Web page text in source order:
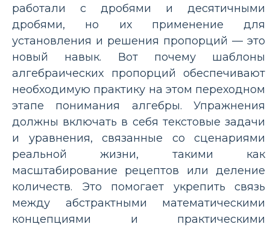
работали с дробями и десятичными
дробями, но их применение для
установления и решения пропорций — это
новый навык. Вот почему шаблоны
алгебраических пропорций обеспечивают
необходимую практику на этом переходном
этапе понимания алгебры. Упражнения
должны включать в себя текстовые задачи
и уравнения, связанные со сценариями
реальной жизни, такими как
масштабирование рецептов или деление
количеств. Это помогает укрепить связь
между абстрактными математическими
концепциями и практическими